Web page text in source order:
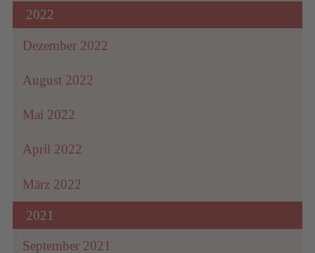
2022
Dezember 2022
August 2022
Mai 2022
April 2022
März 2022
2021
September 2021